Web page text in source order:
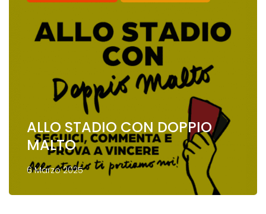
ALLO STADIO CON DOPPIO
MALTO
6 Marzo 2025